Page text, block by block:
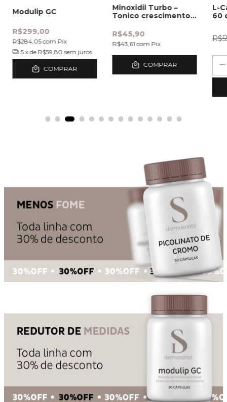
Modulip GC
R$299,00
R$284,05com Pix
5 x de R$59,80 sem juros
COMPRAR
Minoxidil Turbo –
Tonico crescimento
R$45,90
R$43,61com Pix
COMPRAR
L-
60